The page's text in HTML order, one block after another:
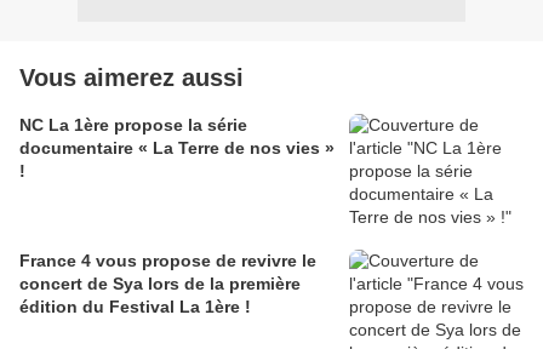
Vous aimerez aussi
NC La 1ère propose la série
documentaire « La Terre de nos vies »
!
France 4 vous propose de revivre le
concert de Sya lors de la première
édition du Festival La 1ère !